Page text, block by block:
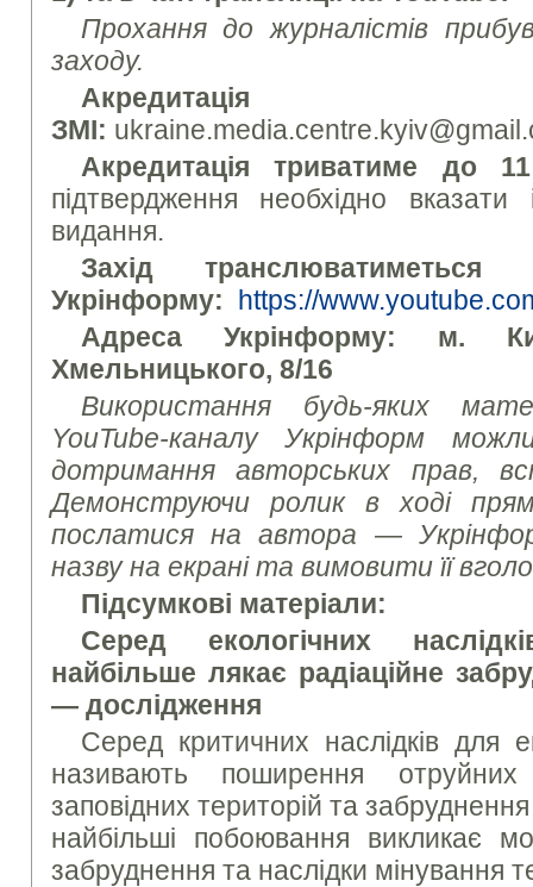
Прохання до журналістів
заходу.
Акредитація
ЗМІ:
Акредитація триватиме до
підтвердження необхідно вказати
видання.
Захід транслюватиметься
Укрінформу: https://
Адреса Укрінформу: м.
Хмельницького, 8/16
Використання будь-яких
YouTube-каналу Укрінформ
дотримання авторських прав,
Демонструючи ролик в ході
послатися на автора —
назву на екрані та вимовити її
Підсумкові матеріали:
Серед екологічних
найбільше лякає радіаційне
— дослідження
Серед критичних наслідків для
називають поширення
заповідних територій та
найбільші побоювання викликає
забруднення та наслідки мінування